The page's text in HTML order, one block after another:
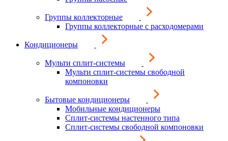
Группы коллекторные
Группы коллекторные с расходомерами
Кондиционеры
Мульти сплит-системы
Мульти сплит-системы свободной
компоновки
Бытовые кондиционеры
Мобильные кондиционеры
Сплит-системы настенного типа
Сплит-системы свободной компоновки